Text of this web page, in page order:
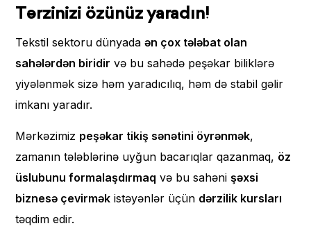
Tərzinizi özünüz yaradın!
Tekstil sektoru dünyadaən çox tələbat olan
sahələrdən biridir və bu sahədə peşəkar biliklərə
yiyələnmək sizə həm yaradıcılıq, həm də stabil gəlir
imkanı yaradır.
Mərkəzimiz peşəkar tikiş sənətini öyrənmək,
zamanın tələblərinə uyğun bacarıqlar qazanmaq, öz
üslubunu formalaşdırmaq və bu sahəni şəxsi
biznesə çevirmək istəyənlər üçün dərzilik kursları
təqdim edir.